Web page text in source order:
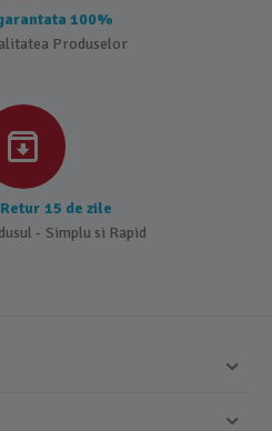
100%
Produselor
15 de zile
- Simplu si Rapid